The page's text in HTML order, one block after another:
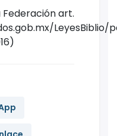
Federación art.
LeyesBiblio/